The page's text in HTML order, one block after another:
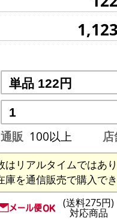
通販 100以上 店
はリアルタイムではあり
庫を通信販売で購入でき
(送料275円)
対応商品